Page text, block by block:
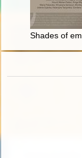
Shades of